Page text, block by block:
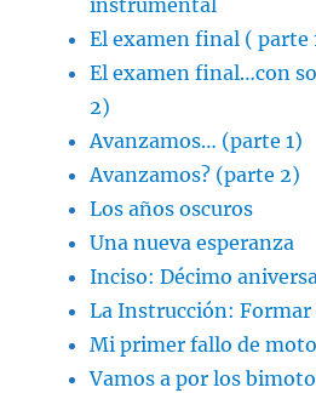
El examen final ( parte
El examen final…con
2)
Avanzamos… (parte 1)
Avanzamos? (parte 2)
Los años oscuros
Una nueva esperanza
Inciso: Décimo
La Instrucción:
Mi primer fallo de
Vamos a por los